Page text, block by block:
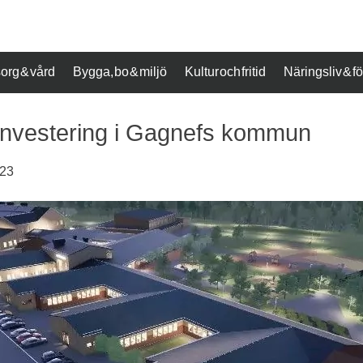
& vård Bygga, bo & miljö Kultur och fritid Näringsliv &
i Gagnefs kommun